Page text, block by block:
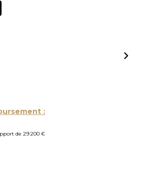
:
de 29 200 €